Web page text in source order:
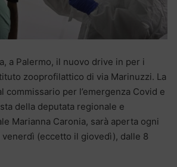
a Palermo, il nuovo drive in per i
zooprofilattico di via Marinuzzi. La
commissario per l’emergenza Covid e
della deputata regionale e
Marianna Caronia, sarà aperta ogni
(eccetto il giovedì), dalle 8